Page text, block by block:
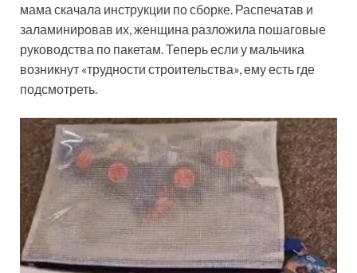
мама скачала инструкции по сборке. Распечатав и
заламинировав их, женщина разложила пошаговые
руководства по пакетам. Теперь если у мальчика
возникнут «трудности строительства», ему есть где
подсмотреть.